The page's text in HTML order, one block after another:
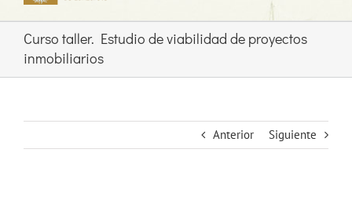
Curso taller. Estudio de viabilidad de proyectos
inmobiliarios
Anterior Siguiente